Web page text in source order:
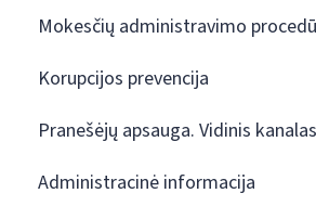
Mokesčių administravimo
Korupcijos prevencija
Pranešėjų apsauga. Vidinis kanalas
Administracinė informacija